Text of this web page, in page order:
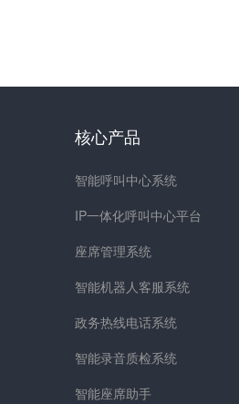
核心产品
智能呼叫中心系统
IP一体化呼叫中心平台
座席管理系统
智能机器人客服系统
政务热线电话系统
智能录音质检系统
智能座席助手